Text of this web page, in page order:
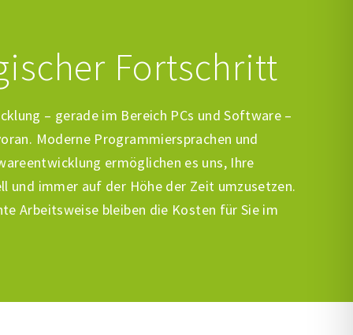
Fortschritt
– gerade im Bereich PCs und Software –
Moderne Programmiersprachen und
ermöglichen es uns, Ihre
und immer auf der Höhe der Zeit umzusetzen.
Arbeitsweise bleiben die Kosten für Sie im